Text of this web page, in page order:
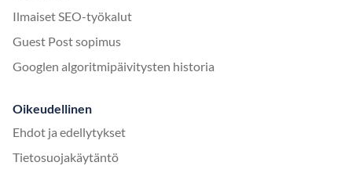
Ilmaiset SEO-työkalut
Guest Post sopimus
Googlen algoritmipäivitysten historia
Oikeudellinen
Ehdot ja edellytykset
Tietosuojakäytäntö